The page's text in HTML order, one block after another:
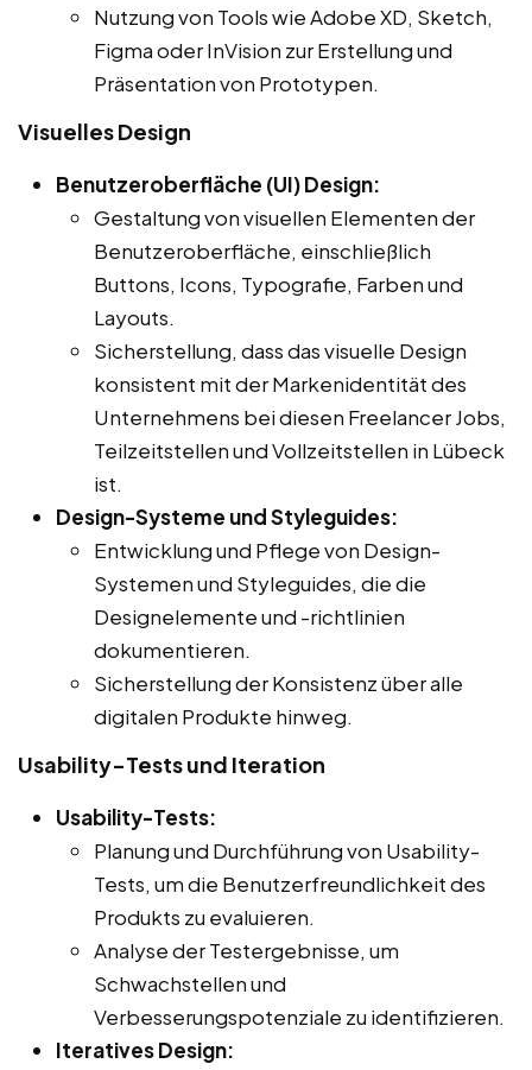
Nutzung von Tools wie Adobe XD, Sketch,
Figma oder InVision zur Erstellung und
Präsentation von Prototypen.
Visuelles Design
Benutzeroberfläche (UI) Design:
Gestaltung von visuellen Elementen der
Benutzeroberfläche, einschließlich
Buttons, Icons, Typografie, Farben und
Layouts.
Sicherstellung, dass das visuelle Design
konsistent mit der Markenidentität des
Unternehmens bei diesen Freelancer Jobs,
Teilzeitstellen und Vollzeitstellen in Lübeck
ist.
Design-Systeme und Styleguides:
Entwicklung und Pflege von Design-
Systemen und Styleguides, die die
Designelemente und -richtlinien
dokumentieren.
Sicherstellung der Konsistenz über alle
digitalen Produkte hinweg.
Usability-Tests und Iteration
Usability-Tests:
Planung und Durchführung von Usability-
Tests, um die Benutzerfreundlichkeit des
Produkts zu evaluieren.
Analyse der Testergebnisse, um
Schwachstellen und
Verbesserungspotenziale zu identifizieren.
Iteratives Design: